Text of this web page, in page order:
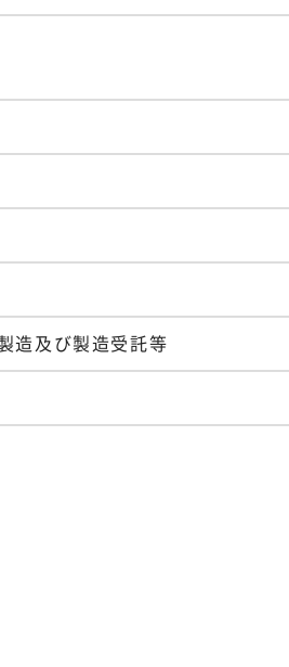
造及び製造受託等